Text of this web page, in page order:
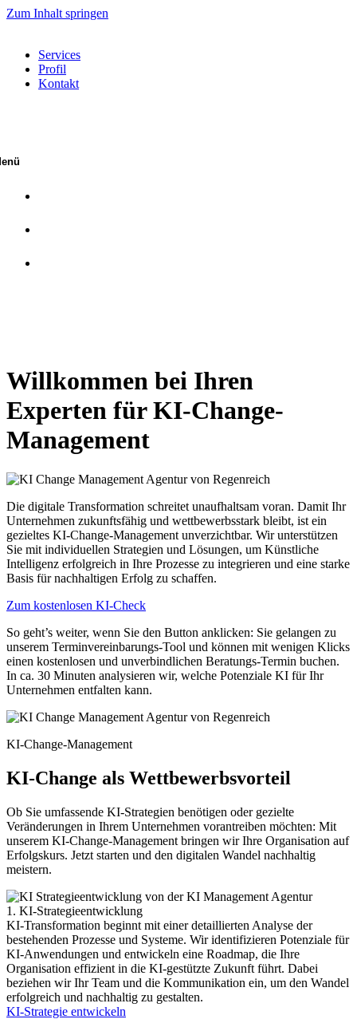
Zum Inhalt springen
Services
Profil
Kontakt
Willkommen bei Ihren
Experten für KI-Change-
Management
Die digitale Transformation schreitet unaufhaltsam voran. Damit Ihr
Unternehmen zukunftsfähig und wettbewerbsstark bleibt, ist ein
gezieltes KI-Change-Management unverzichtbar. Wir unterstützen
Sie mit individuellen Strategien und Lösungen, um Künstliche
Intelligenz erfolgreich in Ihre Prozesse zu integrieren und eine starke
Basis für nachhaltigen Erfolg zu schaffen.
Zum kostenlosen KI-Check
So geht’s weiter, wenn Sie den Button anklicken: Sie gelangen zu
unserem Terminvereinbarungs-Tool und können mit wenigen Klicks
einen kostenlosen und unverbindlichen Beratungs-Termin buchen.
In ca. 30 Minuten analysieren wir, welche Potenziale KI für Ihr
Unternehmen entfalten kann.
KI-Change-Management
KI-Change als Wettbewerbsvorteil
Ob Sie umfassende KI-Strategien benötigen oder gezielte
Veränderungen in Ihrem Unternehmen vorantreiben möchten: Mit
unserem KI-Change-Management bringen wir Ihre Organisation auf
Erfolgskurs. Jetzt starten und den digitalen Wandel nachhaltig
meistern.
1. KI-Strategieentwicklung
KI-Transformation beginnt mit einer detaillierten Analyse der
bestehenden Prozesse und Systeme. Wir identifizieren Potenziale für
KI-Anwendungen und entwickeln eine Roadmap, die Ihre
Organisation effizient in die KI-gestützte Zukunft führt. Dabei
beziehen wir Ihr Team und die Kommunikation ein, um den Wandel
erfolgreich und nachhaltig zu gestalten.
KI-Strategie entwickeln